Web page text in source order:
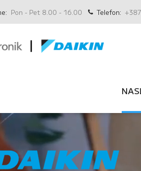
Pon - Pet 8.00 - 16.00 Telefon: